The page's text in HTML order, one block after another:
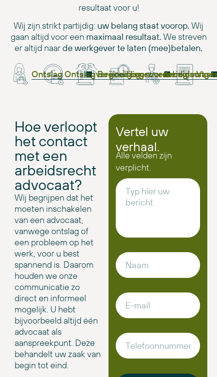
resultaat voor u!
Wij zijn strikt partijdig: uw belang staat voorop. Wij
gaan altijd voor een maximaal resultaat. We streven
er altijd naarde werkgever te laten (mee)betalen.
OntslagOntslagvergoeding
Beëindigingsovereenkomst
Loonvordering
Hoe verloopt
het contact
met een
arbeidsrecht
advocaat?
Wij begrijpen dat het
moeten inschakelen
van een advocaat,
vanwege ontslag of
een probleem op het
werk, voor u best
spannend is. Daarom
houden we onze
communicatie zo
direct en informeel
mogelijk. U hebt
bijvoorbeeld altijd één
advocaat als
aanspreekpunt. Deze
behandelt uw zaak van
begin tot eind.
Vertel uw
verhaal.
Alle velden zijn
verplicht.